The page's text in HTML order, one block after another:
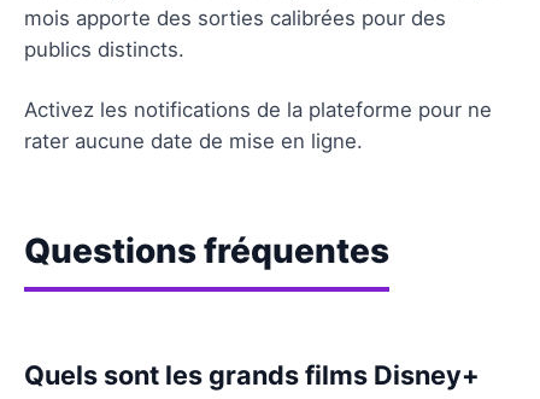
mois apporte des sorties calibrées pour des
publics distincts.
Activez les notifications de la plateforme pour ne
rater aucune date de mise en ligne.
Questions fréquentes
Quels sont les grands films Disney+